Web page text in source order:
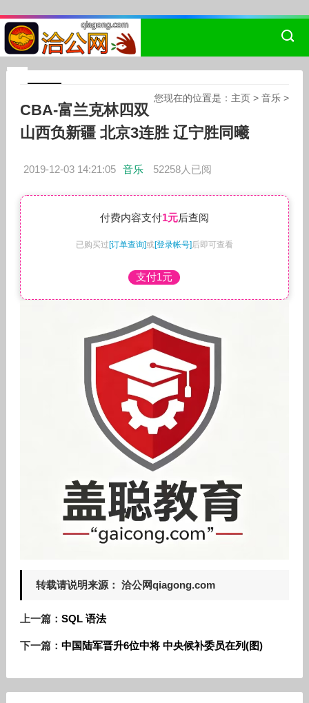
您现在的位置是： 主页 >音乐 >
CBA-富兰克林四双
山西负新疆 北京3连胜 辽宁胜同曦
2019-12-03 14:21:05 音乐 52258人已阅
付费内容支付1元后查阅
已购买过[订单查询]或[登录帐号]后即可查看
支付1元
转载请说明来源： 洽公网qiagong.com
上一篇： SQL 语法
下一篇： 中国陆军晋升6位中将 中央候补委员在列(图)